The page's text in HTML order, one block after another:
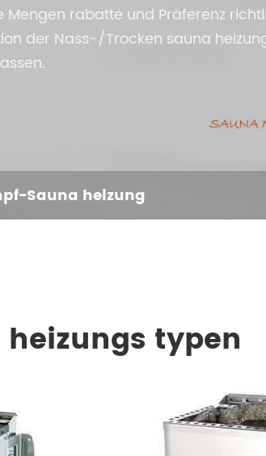
Sauna heizung
rabatte und Präferenz
der Nass-/Trocken sauna
typen